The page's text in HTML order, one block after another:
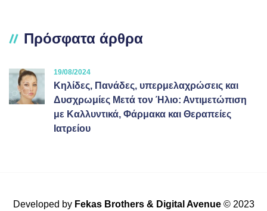
Πρόσφατα άρθρα
19/08/2024
Κηλίδες, Πανάδες, υπερμελαχρώσεις και
Δυσχρωμίες Μετά τον Ήλιο: Αντιμετώπιση
με Καλλυντικά, Φάρμακα και Θεραπείες
Ιατρείου
Developed by Fekas Brothers& Digital Avenue© 2023